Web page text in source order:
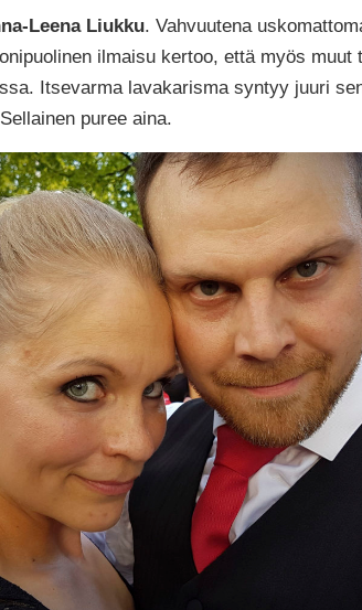
Leena Liukku. Vahvuutena
ilmaisu kertoo, että myös muut
Itsevarma lavakarisma syntyy juuri
puree aina.